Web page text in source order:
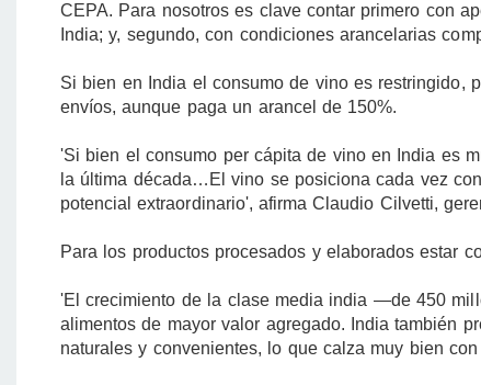
CEPA. Para nosotros es clave contar primero con
India; y, segundo, con condiciones arancelarias
Si bien en India el consumo de vino es restringido,
envíos, aunque paga un arancel de 150%.
'Si bien el consumo per cápita de vino en India es
la última década…El vino se posiciona cada vez
potencial extraordinario', afirma Claudio Cilvetti,
Para los productos procesados y elaborados estar
'El crecimiento de la clase media india —de 450
alimentos de mayor valor agregado. India también
naturales y convenientes, lo que calza muy bien